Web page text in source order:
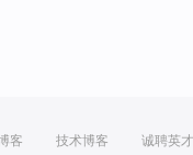
客 技术博客 诚聘英才